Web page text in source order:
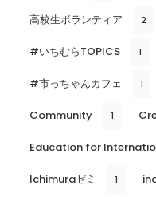
高校生ボランティア 2
#いちむらTOPICS 1
#市っちゃんカフェ 1
Community 1
Education for
Ichimuraゼミ 1